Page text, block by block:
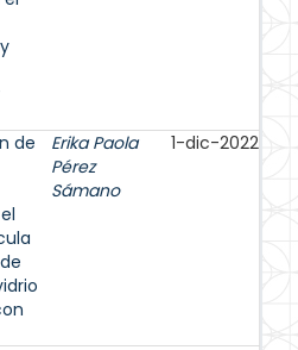
de
Erika Paola
Pérez
Sámano
1-dic-2022